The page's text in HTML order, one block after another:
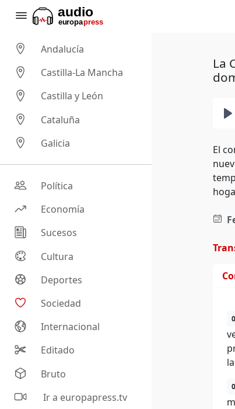
Andalucía
Castilla-La Mancha
Castilla y León
Cataluña
Galicia
Política
Economía
Sucesos
Cultura
Deportes
Sociedad
Internacional
Editado
Bruto
Ir a europapress.tv
La
El